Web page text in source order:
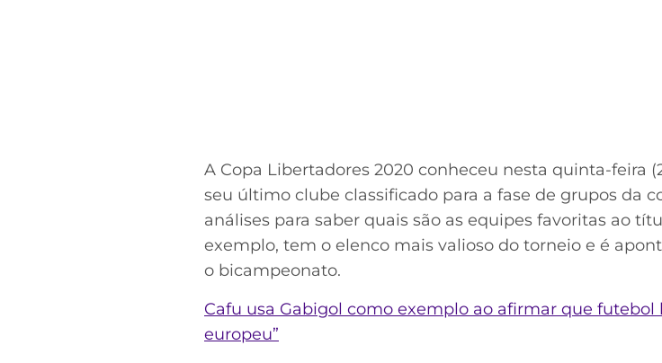
A Copa Libertadores 2020 conheceu nesta quinta-feira
seu último clube classificado para a fase de grupos da
análises para saber quais são as equipes favoritas ao
exemplo, tem o elenco mais valioso do torneio e é
o bicampeonato.
Cafu usa Gabigol como exemplo ao afirmar que
europeu”